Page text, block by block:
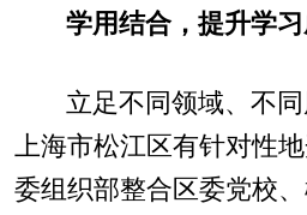
学用结合，提升学
立足不同领域、不
上海市松江区有针对性
委组织部整合区委党校